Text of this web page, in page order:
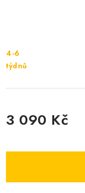
4-6
týdnů
3 090 Kč